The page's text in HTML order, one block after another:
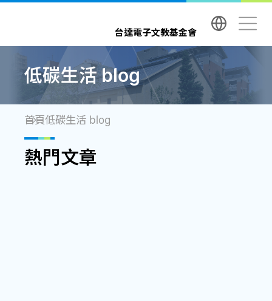
台達電子文教基金會
低碳生活 blog
首頁低碳生活 blog
熱門文章